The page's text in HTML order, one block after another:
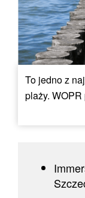
To jedno z
plaży.